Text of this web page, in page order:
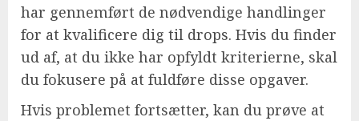
har gennemført de nødvendige handlinger
for at kvalificere dig til drops. Hvis du finder
ud af, at du ikke har opfyldt kriterierne, skal
du fokusere på at fuldføre disse opgaver.
Hvis problemet fortsætter, kan du prøve at